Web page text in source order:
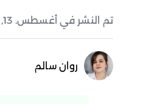
تم النشر في أغسطس. 13, 2025
روان سالم